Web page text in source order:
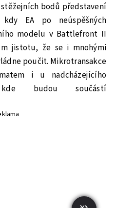
bodů představení
EA po neúspěšných
modelu v Battlefront II
jistotu, že se i mnohými
poučit. Mikrotransakce
i u nadcházejícího
budou součástí